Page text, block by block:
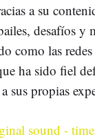
a su
desafíos y
como las
ha sido fiel
sus propias
sound -